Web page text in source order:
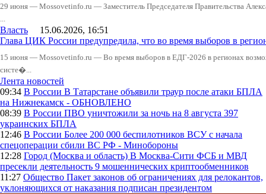
29 июня — Mossovetinfo.ru — Заместитель Председателя Правительства
...
Власть 15.06.2026, 16:51
Глава ЦИК России предупредила, что во время выборов в
15 июня — Mossovetinfo.ru — Во время выборов в ЕДГ-2026 в регионах
систе�...
Лента новостей
09:34 В России В Татарстане объявили траур после атаки БПЛА
на Нижнекамск - ОБНОВЛЕНО
08:39 В России ПВО уничтожили за ночь на 8 августа 397
украинских БПЛА
12:46 В России Более 200 000 беспилотников ВСУ с начала
спецоперации сбили ВС РФ - Минобороны
12:28 Город (Москва и область) В Москва-Сити ФСБ и МВД
пресекли деятельность 9 мошеннических криптообменников
11:27 Общество Пакет законов об ограничениях для релокантов,
уклоняющихся от наказания подписан президентом